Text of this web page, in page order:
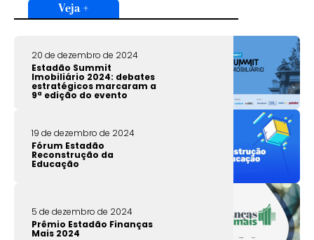
Veja +
20 de dezembro de 2024
Estadão Summit
Imobiliário 2024: debates
estratégicos marcaram a
9ª edição do evento
19 de dezembro de 2024
Fórum Estadão
Reconstrução da
Educação
5 de dezembro de 2024
Prêmio Estadão Finanças
Mais 2024